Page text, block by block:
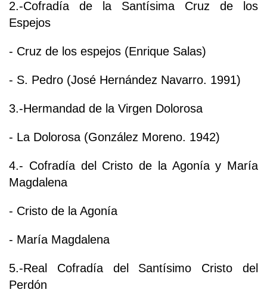
2.-Cofradía de la Santísima Cruz de los
Espejos
- Cruz de los espejos (Enrique Salas)
- S. Pedro (José Hernández Navarro. 1991)
3.-Hermandad de la Virgen Dolorosa
- La Dolorosa (González Moreno. 1942)
4.- Cofradía del Cristo de la Agonía y María
Magdalena
- Cristo de la Agonía
- María Magdalena
5.-Real Cofradía del Santísimo Cristo del
Perdón